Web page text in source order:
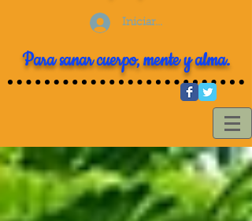
Iniciar sesión
Para sanar cuerpo, mente y alma.